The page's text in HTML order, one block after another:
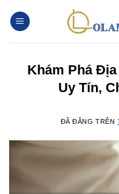
đến
Khám Phá
Uy Tín,
ĐÃ ĐĂNG TRÊN